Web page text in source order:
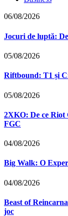
06/08/2026
Jocuri de luptă:
05/08/2026
Riftbound: T1 și
05/08/2026
2XKO: De ce Riot
FGC
04/08/2026
Big Walk: O
04/08/2026
Beast of
joc